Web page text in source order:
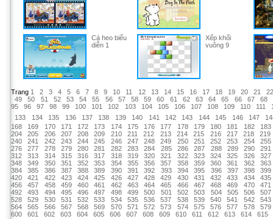
Cá heo biểu
diễn 1
Xếp khối
vuông 9
Trang 1 2 3 4 5 6 7 8 9 10 11 12 13 14 15 16 17 18 19 20 21
22
49
50 51 52 53 54 55 56 57 58 59 60 61 62 63 64 65 66 67
68
95
96 97 98 99 100 101 102 103 104 105 106 107 108 109 110 111
133
134 135 136 137 138 139 140 141 142 143 144 145 146 147
168
169 170 171 172 173 174 175 176 177 178 179 180 181 182
183
204
205 206 207 208 209 210 211 212 213 214 215 216 217 218
219
240
241 242 243 244 245 246 247 248 249 250 251 252 253 254
255
276
277 278 279 280 281 282 283 284 285 286 287 288 289 290
291
312
313 314 315 316 317 318 319 320 321 322 323 324 325 326
327
348
349 350 351 352 353 354 355 356 357 358 359 360 361 362
363
384
385 386 387 388 389 390 391 392 393 394 395 396 397 398
399
420
421 422 423 424 425 426 427 428 429 430 431 432 433 434
435
456
457 458 459 460 461 462 463 464 465 466 467 468 469 470
471
492
493 494 495 496 497 498 499 500 501 502 503 504 505 506
507
528
529 530 531 532 533 534 535 536 537 538 539 540 541 542
543
564
565 566 567 568 569 570 571 572 573 574 575 576 577 578
579
600
601 602 603 604 605 606 607 608 609 610 611 612 613 614 615